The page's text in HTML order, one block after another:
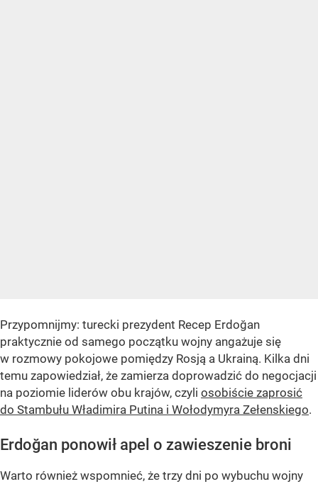
Przypomnijmy: turecki prezydent Recep Erdoğan
praktycznie od samego początku wojny angażuje się
w rozmowy pokojowe pomiędzy Rosją a Ukrainą. Kilka dni
temu zapowiedział, że zamierza doprowadzić do negocjacji
na poziomie liderów obu krajów, czyli osobiście zaprosić
do Stambułu Władimira Putina i Wołodymyra Zełenskiego.
Erdoğan ponowił apel o zawieszenie broni
Warto również wspomnieć, że trzy dni po wybuchu wojny